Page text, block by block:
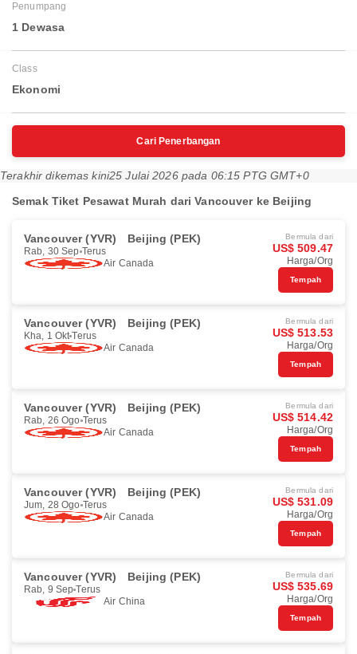
Penumpang
1 Dewasa
Class
Ekonomi
Cari Penerbangan
Terakhir dikemas kini25 Julai 2026 pada 06:15 PTG GMT+0
Semak Tiket Pesawat Murah dari Vancouver ke Beijing
Vancouver (YVR) Beijing (PEK)
Rab, 30 Sep Terus
Air Canada
Bermula dari
US$ 509.47
Harga/Org
Tempah
Vancouver (YVR) Beijing (PEK)
Kha, 1 Okt Terus
Air Canada
Bermula dari
US$ 513.53
Harga/Org
Tempah
Vancouver (YVR) Beijing (PEK)
Rab, 26 Ogo Terus
Air Canada
Bermula dari
US$ 514.42
Harga/Org
Tempah
Vancouver (YVR) Beijing (PEK)
Jum, 28 Ogo Terus
Air Canada
Bermula dari
US$ 531.09
Harga/Org
Tempah
Vancouver (YVR) Beijing (PEK)
Rab, 9 Sep Terus
Air China
Bermula dari
US$ 535.69
Harga/Org
Tempah